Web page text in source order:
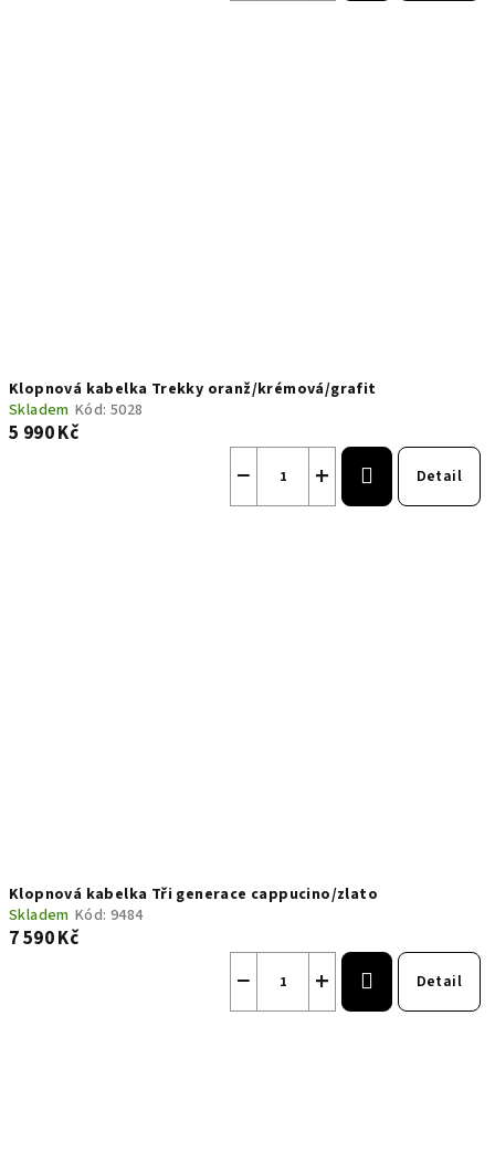
Klopnová kabelka Trekky oranž/krémová/grafit
Skladem Kód: 5028
5 990 Kč
+
− Detail
Klopnová kabelka Tři generace cappucino/zlato
Skladem Kód: 9484
7 590 Kč
+
− Detail